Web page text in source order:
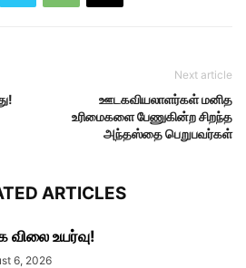
Next article
ஊடகவியலாளர்கள் மனித
உரிமைகளை பேணுகின்ற சிறந்த
அந்தஸ்தை பெறுபவர்கள்
ARTICLES
விலை உயர்வு!
6, 2026